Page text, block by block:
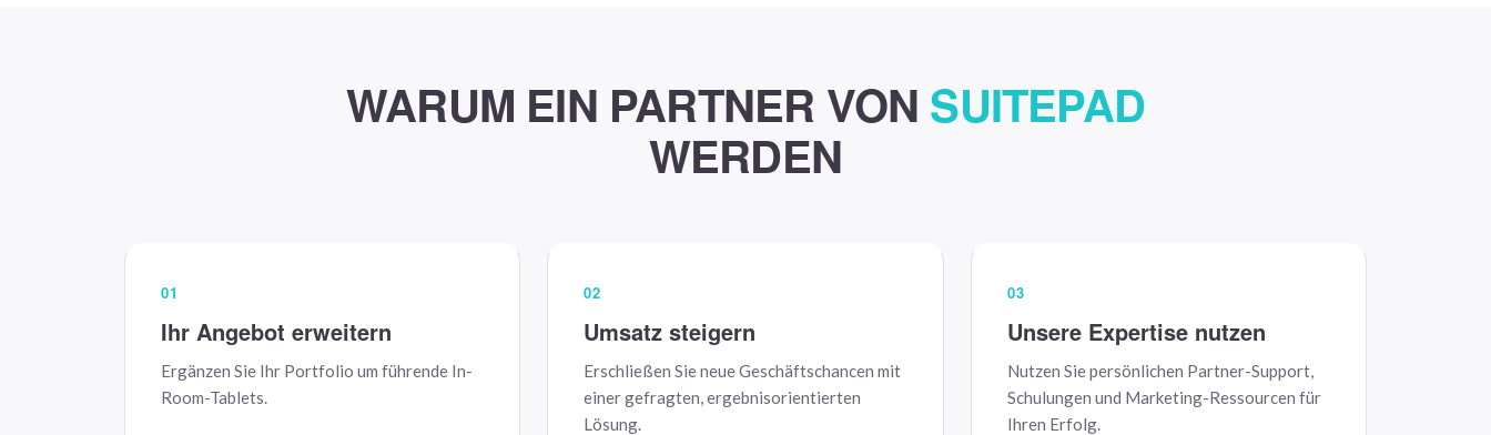
WARUM EIN PARTNER VON SUITEPAD
WERDEN
01
Ihr Angebot erweitern
Ergänzen Sie Ihr Portfolio um führende In-
Room-Tablets.
02
Umsatz steigern
Erschließen Sie neue Geschäftschancen mit
einer gefragten, ergebnisorientierten
Lösung.
03
Unsere Expertise nutzen
Nutzen Sie persönlichen Partner-Support,
Schulungen und Marketing-Ressourcen für
Ihren Erfolg.